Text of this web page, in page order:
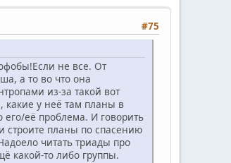
#75
не все. От
а то во что она
из-за такой вот
какие у неё там планы в
его/её проблема. И говорить
строите планы по спасению
читать триады про
какой-то либо группы.